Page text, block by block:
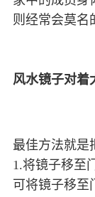
则经常会莫名
风水镜子对着
最佳方法就是
1.将镜子移至
可将镜子移至